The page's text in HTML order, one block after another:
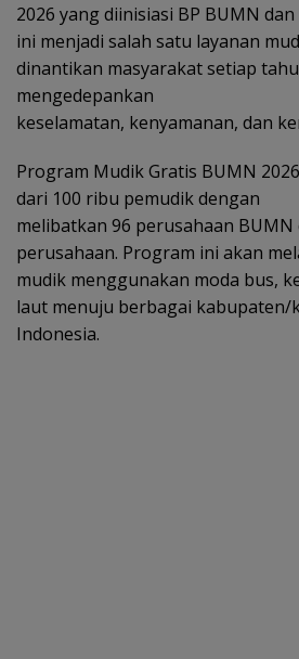
2026 yang diinisiasi BP BUMN
ini menjadi salah satu layanan
dinantikan masyarakat setiap
mengedepankan
keselamatan, kenyamanan, dan
Program Mudik Gratis BUMN
dari 100 ribu pemudik dengan
melibatkan 96 perusahaan BUMN
perusahaan. Program ini akan
mudik menggunakan moda bus,
laut menuju berbagai kabupaten/
Indonesia.